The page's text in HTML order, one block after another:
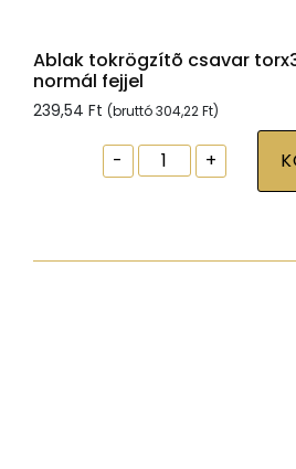
Ablak tokrögzítõ csavar
normál fejjel
239,54 Ft (bruttó304,22Ft)
-
Ablak
tokrögzítõ
7,5x272
+